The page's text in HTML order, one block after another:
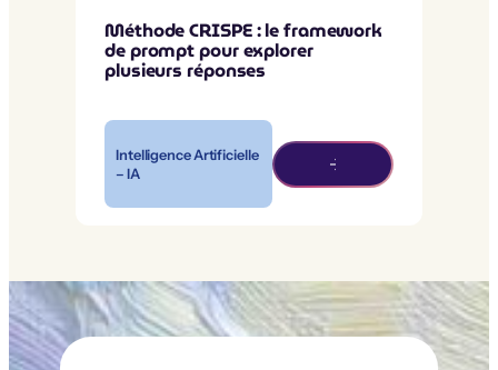
Méthode CRISPE : le framework
de prompt pour explorer
plusieurs réponses
Intelligence Artificielle
– IA